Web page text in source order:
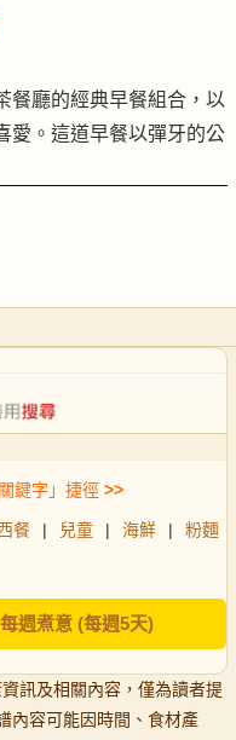
餐廳的經典早餐組合，以
愛。這道早餐以彈牙的公
鍵字」捷徑 >>
餐 | 兒童 | 海鮮 |
粉麵
每週煮意 (每週5天)
訊及相關內容，僅為讀者提
內容可能因時間、食材產